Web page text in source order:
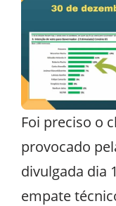
Foi preciso o
provocado
divulgada dia
empate